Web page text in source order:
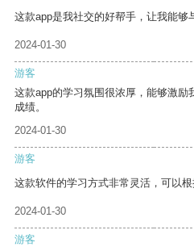
这款app是我社交的好帮手，让我能够
2024-01-30
游客
这款app的学习氛围很浓厚，能够激励
成绩。
2024-01-30
游客
这款软件的学习方式非常灵活，可以根
2024-01-30
游客